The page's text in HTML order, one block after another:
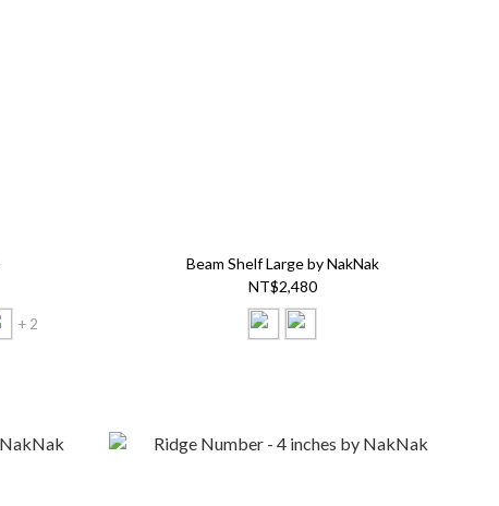
+ 2
Beam Shelf Large by NakNak
NT$2,480